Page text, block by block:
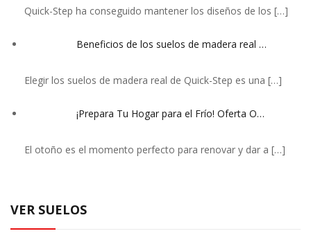
Quick-Step ha conseguido mantener los diseños de los […]
Beneficios de los suelos de madera real …
Elegir los suelos de madera real de Quick-Step es una […]
¡Prepara Tu Hogar para el Frío! Oferta O…
El otoño es el momento perfecto para renovar y dar a […]
VER SUELOS